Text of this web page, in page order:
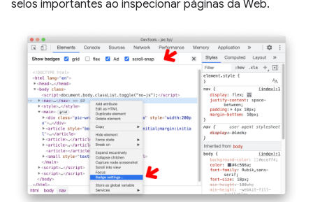
selos importantes ao inspecionar páginas da Web.